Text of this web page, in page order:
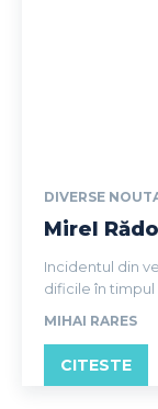
DIVERSE
Mirel
Incidentul din
dificile în timpul
MIHAI RARES
CITESTE